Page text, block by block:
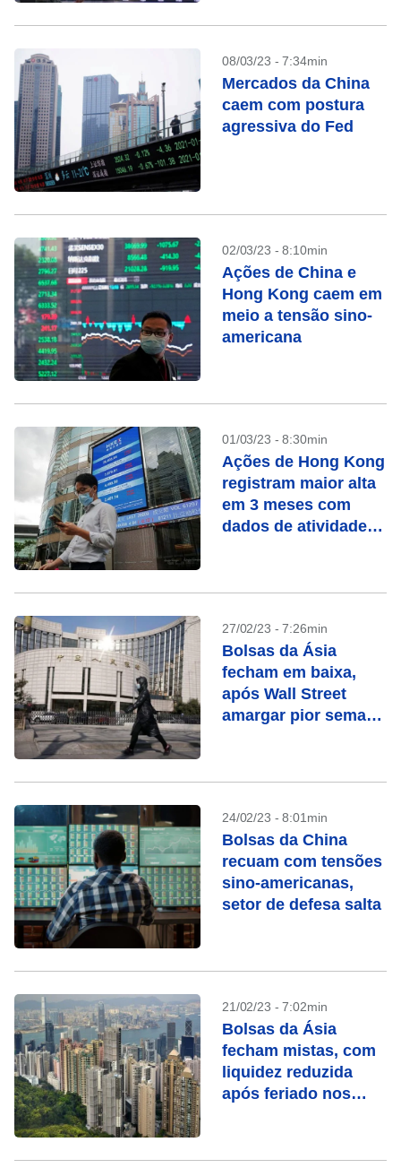
08/03/23 - 7:34min
Mercados da China
caem com postura
agressiva do Fed
02/03/23 - 8:10min
Ações de China e
Hong Kong caem em
meio a tensão sino-
americana
01/03/23 - 8:30min
Ações de Hong Kong
registram maior alta
em 3 meses com
dados de atividade
27/02/23 - 7:26min
Bolsas da Ásia
fecham em baixa,
após Wall Street
amargar pior semana
24/02/23 - 8:01min
Bolsas da China
recuam com tensões
sino-americanas,
setor de defesa salta
21/02/23 - 7:02min
Bolsas da Ásia
fecham mistas, com
liquidez reduzida
após feriado nos